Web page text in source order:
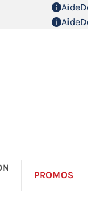
Aide
Aide
PROMOS